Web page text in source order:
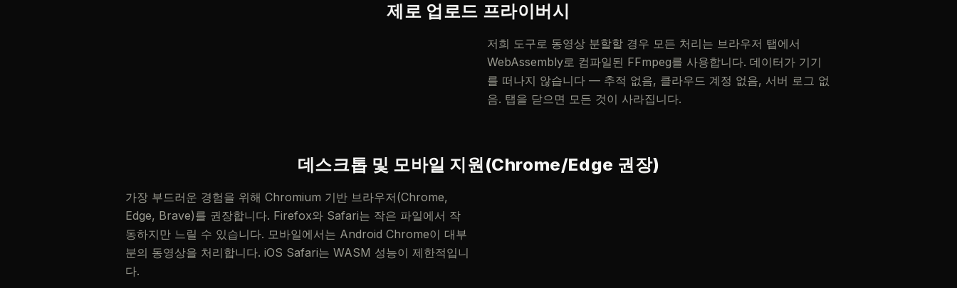
제로 업로드 프라이버시
저희 도구로 동영상 분할할 경우 모든 처리는 브라우저 탭에서
WebAssembly로 컴파일된 FFmpeg를 사용합니다. 데이터가 기기
를 떠나지 않습니다 — 추적 없음, 클라우드 계정 없음, 서버 로그 없
음. 탭을 닫으면 모든 것이 사라집니다.
데스크톱 및 모바일 지원(Chrome/Edge 권장)
가장 부드러운 경험을 위해 Chromium 기반 브라우저(Chrome,
Edge, Brave)를 권장합니다. Firefox와 Safari는 작은 파일에서 작
동하지만 느릴 수 있습니다. 모바일에서는 Android Chrome이 대부
분의 동영상을 처리합니다. iOS Safari는 WASM 성능이 제한적입니
다.